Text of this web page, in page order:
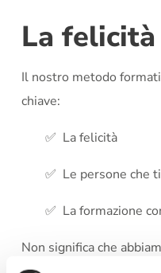
La felicità
Il nostro metodo
chiave:
✅ La felicità
✅ Le persone che
✅ La formazione
Non significa che